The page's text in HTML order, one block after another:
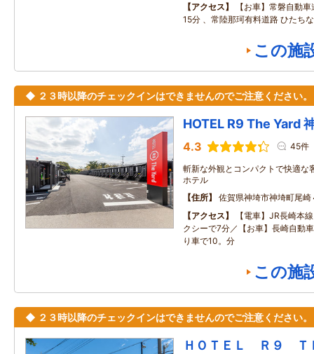
アクセス
【お車】常磐自動
15分 、常陸那珂有料道路 ひたち
この施
◆ ２３時以降のチェックインはできませんのでご注意ください。
HOTEL R9 The Yard
4.3 45件
斬新な外観とコンパクトで快適な
ホテル
住所
佐賀県神埼市神埼町尾崎
アクセス
【電車】JR長崎本
クシーで7分／【お車】長崎自動
り車で10。分
この施
◆ ２３時以降のチェックインはできませんのでご注意ください。
ＨＯＴＥＬ Ｒ９